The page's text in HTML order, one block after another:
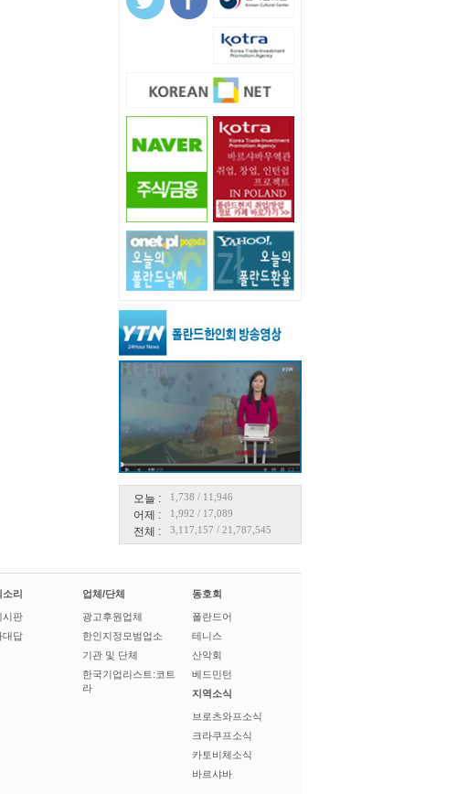
오늘 : 1,738 / 11,946
어제 : 1,992 / 17,089
전체 : 3,117,157 / 21,787,545
소리
시판
대답
업체/단체
광고후원업체
한인지정모범업소
기관 및 단체
한국기업리스트:코트
라
동호회
폴란드어
테니스
산악회
베드민턴
지역소식
브로츠와프소식
크라쿠프소식
카토비체소식
바르샤바